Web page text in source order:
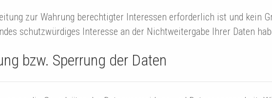
zur Wahrung berechtigter Interessen erforderlich ist und kein
schutzwürdiges Interesse an der Nichtweitergabe Ihrer Daten
bzw. Sperrung der Daten